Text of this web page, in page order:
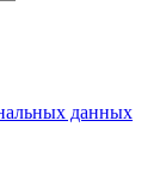
данных